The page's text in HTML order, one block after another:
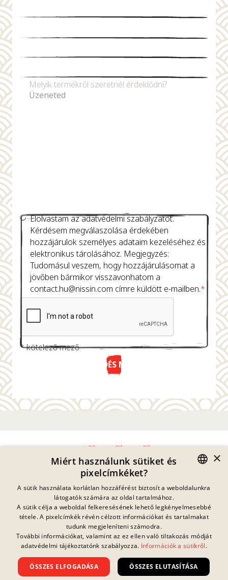
Melyik termékről szeretnél érdeklődni?
Elolvastam az adatvédelmi szabályzatot.
Kérdésem megválaszolása érdekében
hozzájárulok személyes adataim kezeléséhez és
elektronikus tárolásához. Megjegyzés:
Tudomásul veszem, hogy hozzájárulásomat a
jövőben bármikor visszavonhatom a
contact.hu@nissin.com címre küldött e-mailben.*
*kötelező mező
KÜLDÉS MOST
Adatvédelmi Nyilatkozat
Impresszum
Jogi Információk
Kapcsolat
Sütik
GYIK
Letöltések
Visszaélés Bejelentés
Jelenleg nincs
folyamatban lévő
nyereményjáték.
Általános Szerződési Feltételek
GERMAN
FRENCH
DANISH
HUNGARIAN
×
Miért használunk sütiket és
pixelcímkéket?
A sütik használata korlátlan hozzáférést biztosít a weboldalunkra
látogatók számára az oldal tartalmához.
A sütik célja a weboldal felkeresésének lehető legkényelmesebbé
tétele. A pixelcímkék révén célzott információkat és tartalmakat
tudunk megjeleníteni számodra.
További információkat, valamint az ez ellen való tiltakozás módját
adatvédelmi tájékoztatónk szabályozza. Információk a sütikről.
ÖSSZES ELFOGADÁSA ÖSSZES ELUTASÍTÁSA